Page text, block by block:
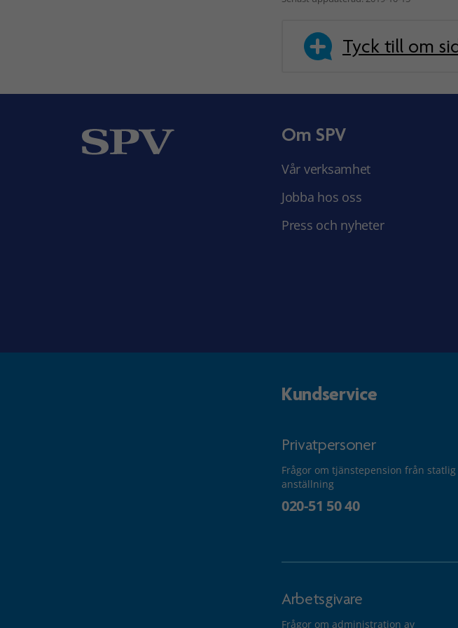
Tyck till om
Om SPV
Vår verksamhet
Jobba hos oss
Press och nyheter
Kundservice
Privatpersoner
Frågor om tjänstepension från statlig
anställning
020-51 50 40
Arbetsgivare
Frågor om administration av